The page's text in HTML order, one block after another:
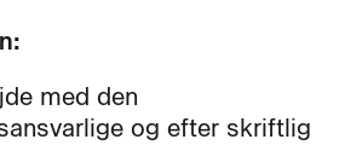
med den
og efter skriftlig